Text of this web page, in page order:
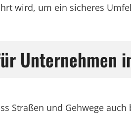
wird, um ein sicheres
Unternehmen
Straßen und Gehwege